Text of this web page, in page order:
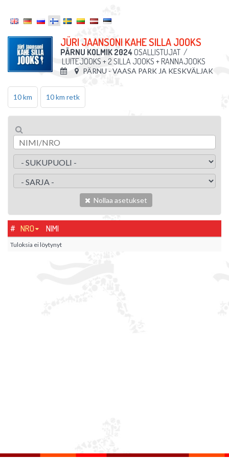
JÜRI JAANSONI KAHE SILLA JOOKS
PÄRNU KOLMIK 2024 OSALLISTUJAT /
LUITEJOOKS + 2 SILLA JOOKS + RANNAJOOKS
PÄRNU - VAASA PARK JA KESKVÄLJAK
10 km 10 km retk
Nollaa asetukset
# NRO NIMI
Tuloksia ei löytynyt